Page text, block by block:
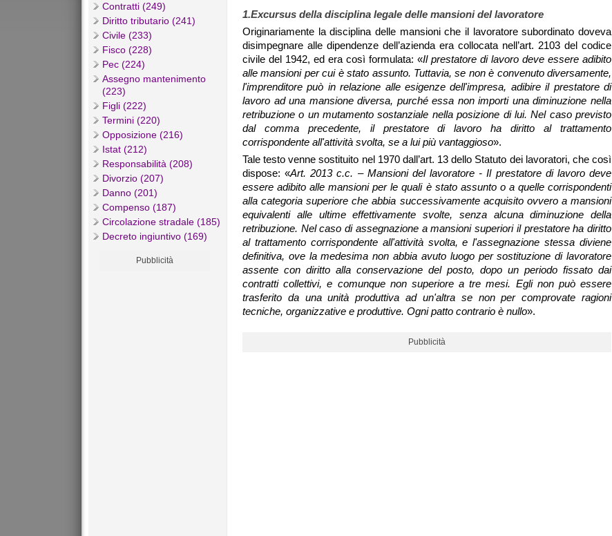
Contratti (249)
Diritto tributario (241)
Civile (233)
Fisco (228)
Pec (224)
Assegno mantenimento
(223)
Figli (222)
Termini (220)
Opposizione (216)
Istat (212)
Responsabilità (208)
Divorzio (207)
Danno (201)
Compenso (187)
Circolazione stradale (185)
Decreto ingiuntivo (169)
Pubblicità
1.Excursus della disciplina legale delle mansioni del lavoratore
Originariamente la disciplina delle mansioni che il lavoratore subordinato doveva
disimpegnare alle dipendenze dell’azienda era collocata nell’art. 2103 del codice
civile del 1942, ed era così formulata: «Il prestatore di lavoro deve essere adibito
alle mansioni per cui è stato assunto. Tuttavia, se non è convenuto diversamente,
l'imprenditore può in relazione alle esigenze dell'impresa, adibire il prestatore di
lavoro ad una mansione diversa, purché essa non importi una diminuzione nella
retribuzione o un mutamento sostanziale nella posizione di lui. Nel caso previsto
dal comma precedente, il prestatore di lavoro ha diritto al trattamento
corrispondente all'attività svolta, se a lui più vantaggioso».
Tale testo venne sostituito nel 1970 dall’art. 13 dello Statuto dei lavoratori, che così
dispose: «Art. 2013 c.c. – Mansioni del lavoratore - Il prestatore di lavoro deve
essere adibito alle mansioni per le quali è stato assunto o a quelle corrispondenti
alla categoria superiore che abbia successivamente acquisito ovvero a mansioni
equivalenti alle ultime effettivamente svolte, senza alcuna diminuzione della
retribuzione. Nel caso di assegnazione a mansioni superiori il prestatore ha diritto
al trattamento corrispondente all'attività svolta, e l'assegnazione stessa diviene
definitiva, ove la medesima non abbia avuto luogo per sostituzione di lavoratore
assente con diritto alla conservazione del posto, dopo un periodo fissato dai
contratti collettivi, e comunque non superiore a tre mesi. Egli non può essere
trasferito da una unità produttiva ad un'altra se non per comprovate ragioni
tecniche, organizzative e produttive. Ogni patto contrario è nullo».
Pubblicità